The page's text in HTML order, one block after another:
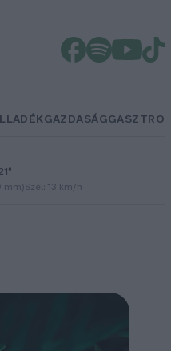
GAZDASÁGGASZTRO
mm)Szél: 13 km/h